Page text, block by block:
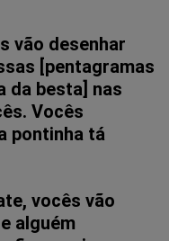
vão desenhar
[pentagramas
da besta] nas
Vocês
pontinha tá
vocês vão
alguém